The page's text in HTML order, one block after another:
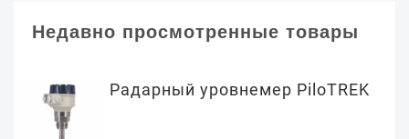
Недавно просмотренные товары
Радарный уровнемер PiloTREK